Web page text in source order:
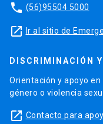
phone (56)95504 5000
launch Ir al sitio de
DISCRIMINACIÓN
Orientación y apoyo
género o violencia
launch Contacto para